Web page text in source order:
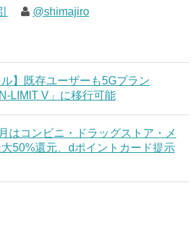
@shimajiro
ル】既存ユーザーも5Gプラン
LIMIT V」に移行可能
はコンビニ・ドラッグストア・メ
50%還元、dポイントカード提示